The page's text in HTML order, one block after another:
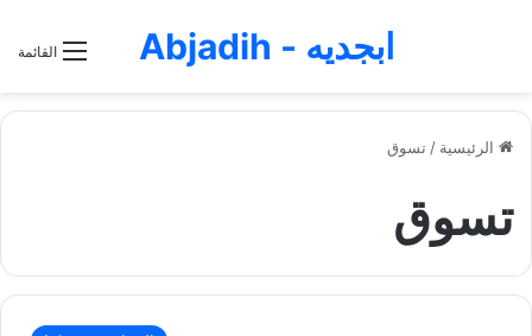
القائمة ابجديه - Abjadih
الرئيسية / تسوق
تسوق